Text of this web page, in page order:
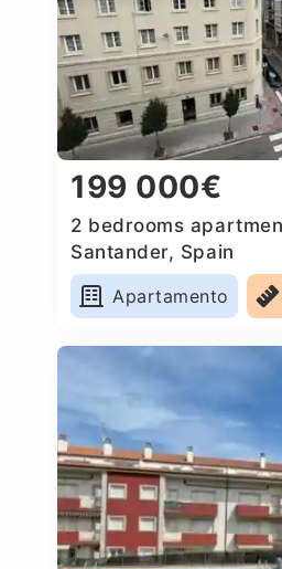
199 000€
2 bedrooms
Santander, Spain
Apartamento